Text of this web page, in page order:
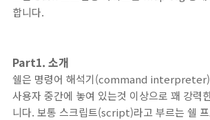
합니다.
Part1. 소개
쉘은 명령어 해석기(command interpreter)
사용자 중간에 놓여 있는것 이상으로 꽤 강력
니다. 보통 스크립트(script)라고 부르는 쉘